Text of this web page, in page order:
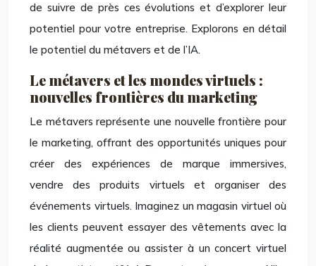
de suivre de près ces évolutions et d’explorer leur
potentiel pour votre entreprise. Explorons en détail
le potentiel du métavers et de l’IA.
Le métavers et les mondes virtuels :
nouvelles frontières du marketing
Le métavers représente une nouvelle frontière pour
le marketing, offrant des opportunités uniques pour
créer des expériences de marque immersives,
vendre des produits virtuels et organiser des
événements virtuels. Imaginez un magasin virtuel où
les clients peuvent essayer des vêtements avec la
réalité augmentée ou assister à un concert virtuel